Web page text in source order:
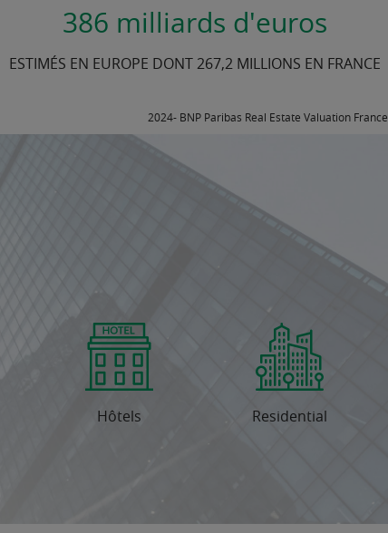
386 milliards d'euros
ESTIMÉS EN EUROPE DONT 267,2 MILLIONS EN FRANCE
2024- BNP Paribas Real Estate Valuation France
Hôtels Residential